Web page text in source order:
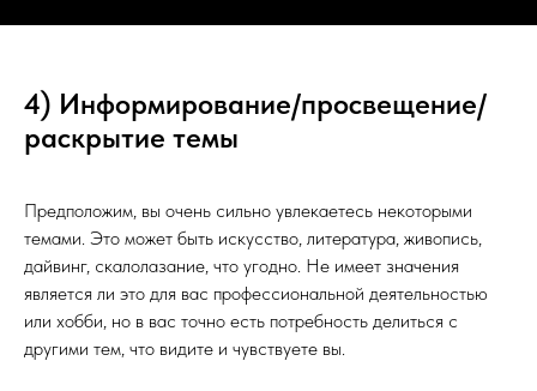
4) Информирование/просвещение/
раскрытие темы
Предположим, вы очень сильно увлекаетесь некоторыми
темами. Это может быть искусство, литература, живопись,
дайвинг, скалолазание, что угодно. Не имеет значения
является ли это для вас профессиональной деятельностью
или хобби, но в вас точно есть потребность делиться с
другими тем, что видите и чувствуете вы.